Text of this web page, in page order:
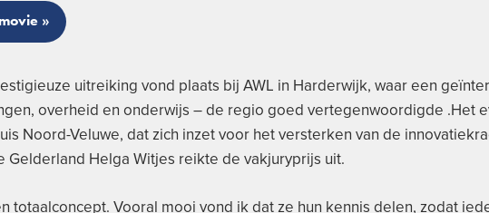
»
uitreiking vond plaats bij AWL in Harderwijk, waar een
overheid en onderwijs – de regio goed vertegenwoordigde .Het
Noord-Veluwe, dat zich inzet voor het versterken van de
Gelderland Helga Witjes reikte de vakjuryprijs uit.
totaalconcept. Vooral mooi vond ik dat ze hun kennis delen, zodat